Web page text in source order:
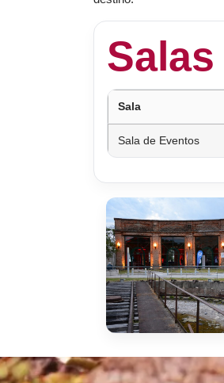
Sala
Sala de Eventos